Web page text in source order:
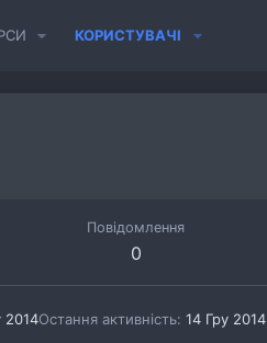
КОРИСТУВАЧІ
Повідомлення
0
2014Остання активність 14 Гру 2014